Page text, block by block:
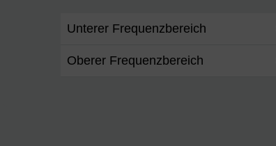
Unterer Frequenzbereich
Oberer Frequenzbereich